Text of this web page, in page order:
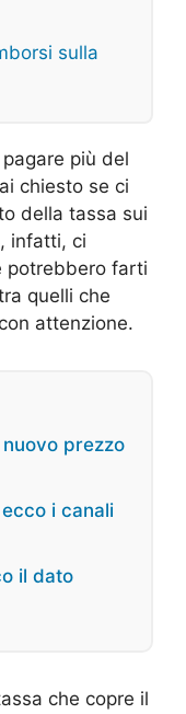
sulla
più del
chiesto se ci
della tassa sui
infatti, ci
potrebbero farti
quelli che
attenzione.
prezzo
i canali
il dato
che copre il